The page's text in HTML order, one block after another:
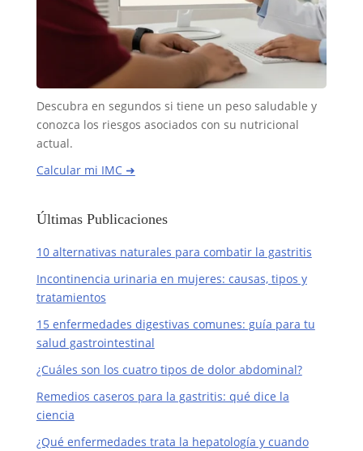
Descubra en segundos si tiene un peso saludable y
conozca los riesgos asociados con su nutricional
actual.
Calcular mi IMC ➜
Últimas Publicaciones
10 alternativas naturales para combatir la gastritis
Incontinencia urinaria en mujeres: causas, tipos y
tratamientos
15 enfermedades digestivas comunes: guía para tu
salud gastrointestinal
¿Cuáles son los cuatro tipos de dolor abdominal?
Remedios caseros para la gastritis: qué dice la
ciencia
¿Qué enfermedades trata la hepatología y cuando